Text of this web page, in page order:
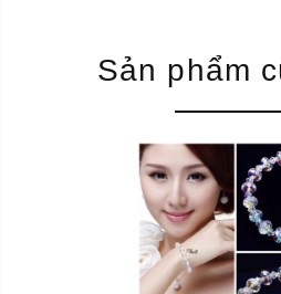
Sản phẩm